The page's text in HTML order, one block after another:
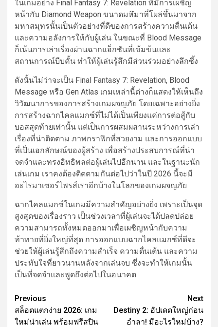
ในเกมอย่าง Final Fantasy 7: Revelation ที่มีการเผชิญ
หน้ากับ Diamond Weapon ขนาดมหึมาที่โผล่ขึ้นมาจาก
มหาสมุทรนั้นเป็นตัวอย่างที่ดีของการสร้างความตื่นเต้น
และความอลังการให้กับผู้เล่น ในขณะที่ Blood Message
ก็เน้นการเล่าเรื่องผ่านฉากแอ็กชันที่เข้มข้นและ
สถานการณ์บีบคั้น ทำให้ผู้เล่นรู้สึกมีส่วนร่วมอย่างลึกซึ้ง
ดังนั้นไม่ว่าจะเป็น Final Fantasy 7: Revelation, Blood
Message หรือ Gen Atlas เกมเหล่านี้ต่างก็แสดงให้เห็นถึง
วิวัฒนาการของการสร้างเกมผจญภัย โดยเฉพาะอย่างยิ่ง
การสร้างฉากไคลแมกซ์ที่ไม่ได้เป็นเพียงแค่การต่อสู้กับ
บอสสุดท้ายเท่านั้น แต่เป็นการผสมผสานระหว่างการเล่า
เรื่องที่น่าติดตาม ภาพกราฟิกที่สวยงาม และการออกแบบ
ที่เป็นเอกลักษณ์ของผู้สร้าง เพื่อสร้างประสบการณ์ที่น่า
จดจำและทรงอิทธิพลต่อผู้เล่นไปอีกนาน และในฐานะนัก
เล่นเกม เราคงต้องติดตามกันต่อไปว่าในปี 2026 นี้จะมี
อะไรมาเซอร์ไพรส์เราอีกบ้างในโลกของเกมผจญภัย
ฉากไคลแมกซ์ในเกมมีความสำคัญอย่างยิ่ง เพราะเป็นจุด
สูงสุดของเรื่องราว เป็นช่วงเวลาที่ผู้เล่นจะได้ปลดปล่อย
ความสามารถทั้งหมดออกมาเพื่อเผชิญหน้ากับความ
ท้าทายที่ยิ่งใหญ่ที่สุด การออกแบบฉากไคลแมกซ์ที่ดีจะ
ช่วยให้ผู้เล่นรู้สึกถึงความสำเร็จ ความตื่นเต้น และความ
ประทับใจที่ยาวนานหลังจากเล่นจบ ซึ่งจะทำให้เกมนั้น
เป็นที่จดจำและพูดถึงต่อไปในอนาคต
Post
navigation
Previous
สล็อตแตกง่าย 2026: เกม
ใหม่น่าเล่น พร้อมฟรีสปิน
Next
Destiny 2: อัปเดตใหญ่ก่อน
อำลา! มีอะไรใหม่บ้าง?